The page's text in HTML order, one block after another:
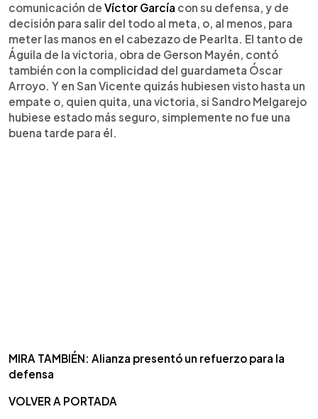
comunicación de Víctor García con su defensa, y de
decisión para salir del todo al meta, o, al menos, para
meter las manos en el cabezazo de Pearlta. El tanto de
Águila de la victoria, obra de Gerson Mayén, contó
también con la complicidad del guardameta Óscar
Arroyo. Y en San Vicente quizás hubiesen visto hasta un
empate o, quien quita, una victoria, si Sandro Melgarejo
hubiese estado más seguro, simplemente no fue una
buena tarde para él.
MIRA TAMBIÉN: Alianza presentó un refuerzo para la
defensa
VOLVER A PORTADA